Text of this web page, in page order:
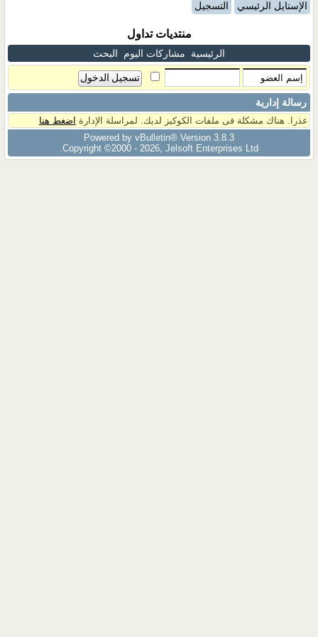
الإستايل الرئيسي التسجيل
منتديات تداول
الرئيسية مشاركات اليوم البحث
رسالة إدارية
عذرا. هناك مشكلة فى ملفات الكوكيز لديك. لمراسلة الإدارة اضغط هنا
Powered by vBulletin® Version 3.8.3
Copyright ©2000 - 2026, Jelsoft Enterprises Ltd.